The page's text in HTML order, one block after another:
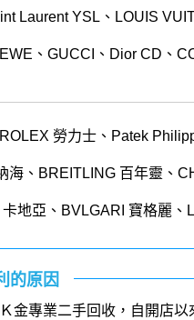
Laurent YSL、LOUIS
、GUCCI、Dior CD、
勞力士、 Patek
海、 BREITLING 百年靈、
卡地亞、 BVLGARI 寶格麗、
的原因
金專業二手回收，自開店